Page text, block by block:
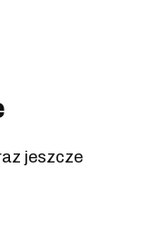
jeszcze